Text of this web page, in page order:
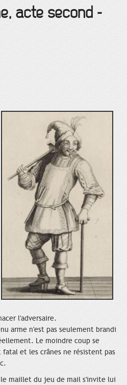
acte second -
l'adversaire.
arme n'est pas seulement brandi
Le moindre coup se
et les crânes ne résistent pas
maillet du jeu de mail s'invite lui